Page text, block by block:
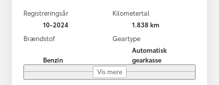
Registreringsår
10-2024
Kilometertal
1.838 km
Brændstof
Benzin
Geartype
Automatisk
gearkasse
Vis mere